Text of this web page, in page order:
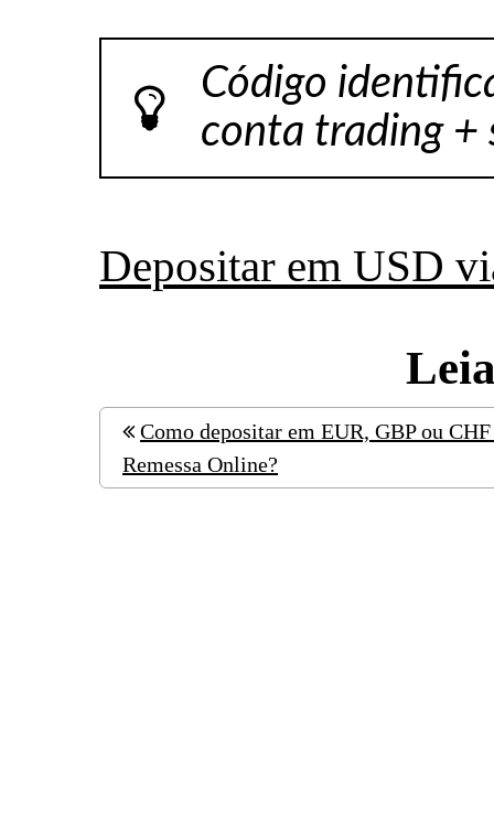
Código
conta trading +
Depositar em USD
Como depositar em EUR, GBP ou
Remessa Online?